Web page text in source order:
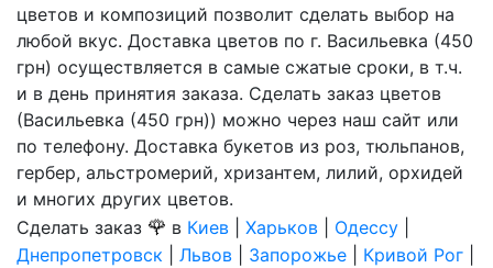
цветов и композиций позволит сделать выбор на
любой вкус. Доставка цветов по г. Васильевка (450
грн) осуществляется в самые сжатые сроки, в т.ч.
и в день принятия заказа. Сделать заказ цветов
(Васильевка (450 грн)) можно через наш сайт или
по телефону. Доставка букетов из роз, тюльпанов,
гербер, альстромерий, хризантем, лилий, орхидей
и многих других цветов.
Сделать заказ 🌹 в Киев Харьков Одессу
Днепропетровск
Львов Запорожье Кривой Рог